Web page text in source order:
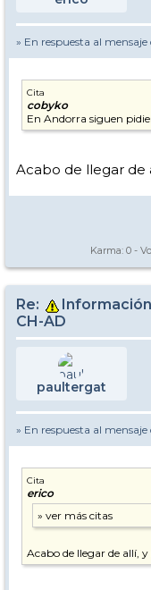
» En respuesta al mensaje
Cita
cobyko
En Andorra siguen
Acabo de llegar de
Karma: 0 -
Re:
CH-AD
paultergat
» En respuesta al mensaje
Cita
erico
Acabo de llegar de allí, y